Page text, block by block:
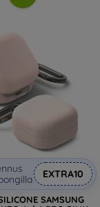
EXTRA10
SAMSUNG